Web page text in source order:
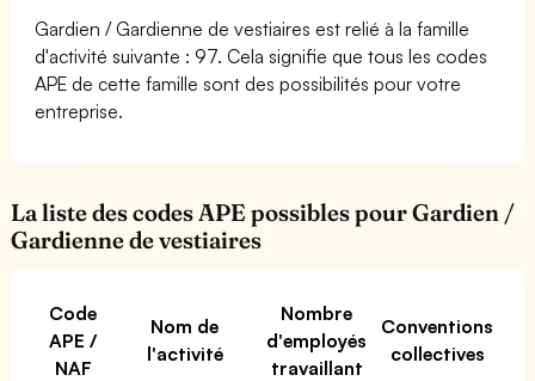
Gardien / Gardienne de vestiaires est relié à la famille
d'activité suivante : 97. Cela signifie que tous les codes
APE de cette famille sont des possibilités pour votre
entreprise.
La liste des codes APE possibles pour Gardien /
Gardienne de vestiaires
Code
APE /
NAF
Nom de
l'activité
Nombre
d'employés
travaillant
Conventions
collectives